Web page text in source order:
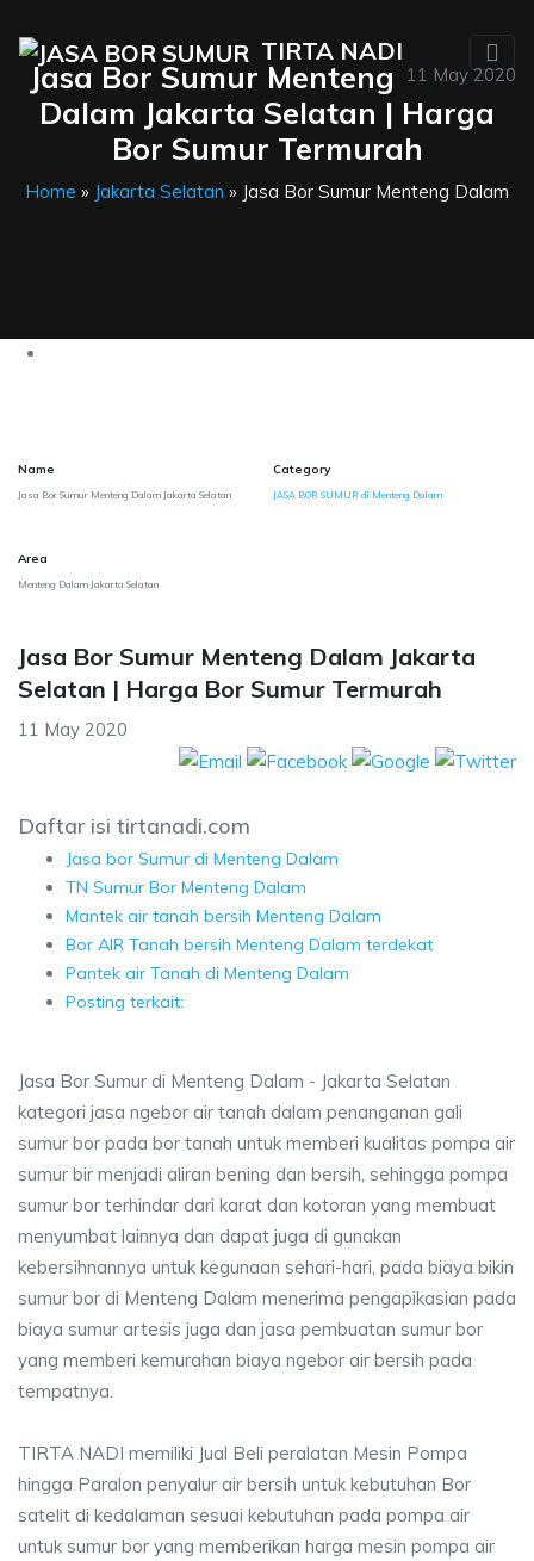
TIRTA NADI
11 May 2020
Jasa Bor Sumur Menteng
Dalam Jakarta Selatan | Harga
Bor Sumur Termurah
Home » Jakarta Selatan » Jasa Bor Sumur Menteng Dalam
Name
Jasa Bor Sumur Menteng Dalam Jakarta Selatan
Category
JASA BOR SUMUR di Menteng Dalam
Area
Menteng Dalam Jakarta Selatan
Jasa Bor Sumur Menteng Dalam Jakarta
Selatan | Harga Bor Sumur Termurah
11 May 2020
Daftar isi tirtanadi.com
Jasa bor Sumur di Menteng Dalam
TN Sumur Bor Menteng Dalam
Mantek air tanah bersih Menteng Dalam
Bor AIR Tanah bersih Menteng Dalam terdekat
Pantek air Tanah di Menteng Dalam
Posting terkait:
Jasa Bor Sumur di Menteng Dalam - Jakarta Selatan
kategori jasa ngebor air tanah dalam penanganan gali
sumur bor pada bor tanah untuk memberi kualitas pompa air
sumur bir menjadi aliran bening dan bersih, sehingga pompa
sumur bor terhindar dari karat dan kotoran yang membuat
menyumbat lainnya dan dapat juga di gunakan
kebersihnannya untuk kegunaan sehari-hari, pada biaya bikin
sumur bor di Menteng Dalam menerima pengapikasian pada
biaya sumur artesis juga dan jasa pembuatan sumur bor
yang memberi kemurahan biaya ngebor air bersih pada
tempatnya.
TIRTA NADI memiliki Jual Beli peralatan Mesin Pompa
hingga Paralon penyalur air bersih untuk kebutuhan Bor
satelit di kedalaman sesuai kebutuhan pada pompa air
untuk sumur bor yang memberikan harga mesin pompa air